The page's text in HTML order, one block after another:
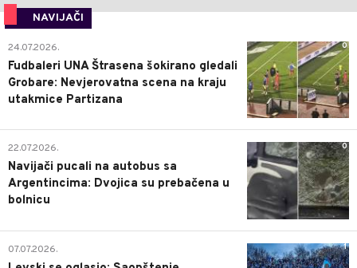
NAVIJAČI
0
24.07.2026.
Fudbaleri UNA Štrasena šokirano gledali
Grobare: Nevjerovatna scena na kraju
utakmice Partizana
0
22.07.2026.
Navijači pucali na autobus sa
Argentincima: Dvojica su prebačena u
bolnicu
1
07.07.2026.